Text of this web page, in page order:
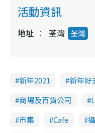
活動資訊
地址 荃灣 荃灣
新年2021 新年好
商場及百貨公司
市集
Cafe